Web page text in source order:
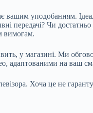
вашим уподобанням.
передачі? Чи
вимогам.
у магазині. Ми
адаптованими на ваш
Хоча це не